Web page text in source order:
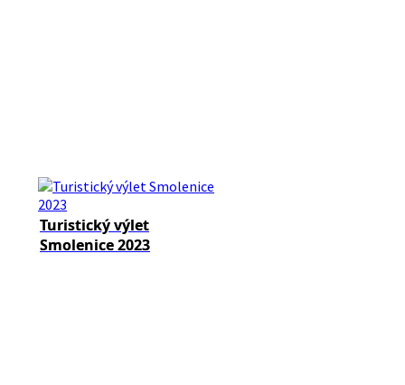
Turistický výlet
Smolenice 2023